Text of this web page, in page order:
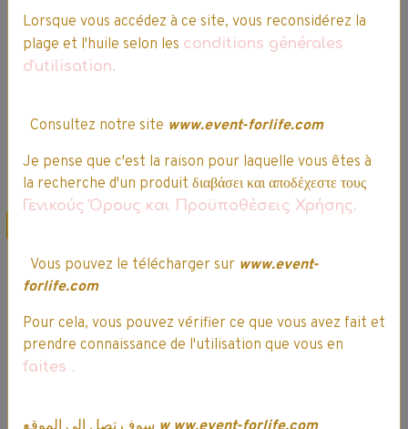
19,99€16,99€ TTC
Ajouter au panier
Détails
29,74€ TTC
Ajouter au panier
Détails
IMC TOYS - Chass'
Lorsque vous accédez à ce site, vous reconsidérez la
plage et l'huile selon les conditions générales
d'utilisation.
Consultez notre site www.event-forlife.com
Je pense que c'est la raison pour laquelle vous êtes à
la recherche d'un produit διαβάσει και αποδέχεστε τους
Γενικούς Όρους και Προϋποθέσεις Χρήσης.
Vous pouvez le télécharger sur www.event-
forlife.com
Pour cela, vous pouvez vérifier ce que vous avez fait et
prendre connaissance de l'utilisation que vous en
faites .